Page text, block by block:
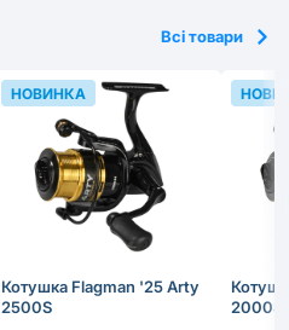
Всі товари
Котушка Flagman '25 Arty
2500S
НОВИНКА
2000S